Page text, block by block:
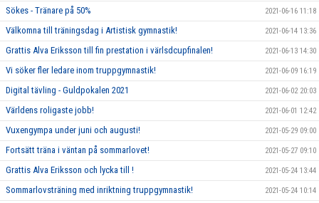
Sökes - Tränare på 50% 2021-06-16 11:18
Välkomna till träningsdag i Artistisk gymnastik! 2021-06-14 13:36
Grattis Alva Eriksson till fin prestation i värlsdcupfinalen! 2021-06-13 14:30
Vi söker fler ledare inom truppgymnastik! 2021-06-09 16:19
Digital tävling - Guldpokalen 2021 2021-06-02 20:03
Världens roligaste jobb! 2021-06-01 12:42
Vuxengympa under juni och augusti! 2021-05-29 09:00
Fortsätt träna i väntan på sommarlovet! 2021-05-27 09:10
Grattis Alva Eriksson och lycka till ! 2021-05-24 13:44
Sommarlovsträning med inriktning truppgymnastik! 2021-05-24 10:14